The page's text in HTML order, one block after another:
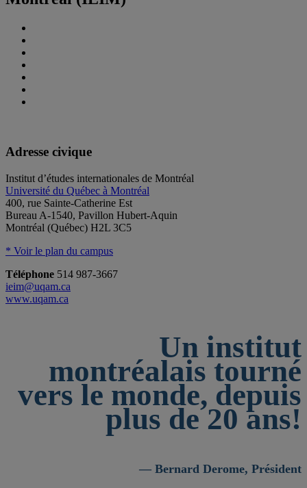
Adresse civique
Institut d’études internationales de Montréal
Université du Québec à Montréal
400, rue Sainte-Catherine Est
Bureau A-1540, Pavillon Hubert-Aquin
Montréal (Québec) H2L 3C5
* Voir le plan du campus
Téléphone 514 987-3667
ieim@uqam.ca
www.uqam.ca
Un institut
montréalais tourné
vers le monde, depuis
plus de 20 ans!
— Bernard Derome, Président